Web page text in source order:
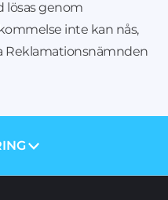
lösas genom
inte kan nås,
Reklamationsnämnden